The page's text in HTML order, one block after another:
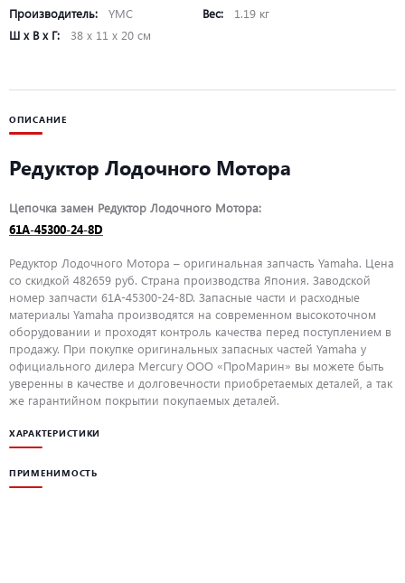
Производитель: YMC Вес:
1.19 кг
Ш х В х Г:
38 х 11 х 20 см
ОПИСАНИЕ
Редуктор Лодочного Мотора
Цепочка замен Редуктор Лодочного Мотора:
61A-45300-24-8D
Редуктор Лодочного Мотора – оригинальная запчасть Yamaha. Цена
со скидкой 482659 руб. Страна производства Япония. Заводской
номер запчасти 61A-45300-24-8D. Запасные части и расходные
материалы Yamaha производятся на современном высокоточном
оборудовании и проходят контроль качества перед поступлением в
продажу. При покупке оригинальных запасных частей Yamaha у
официального дилера Mercury ООО «ПроМарин» вы можете быть
уверенны в качестве и долговечности приобретаемых деталей, а так
же гарантийном покрытии покупаемых деталей.
ХАРАКТЕРИСТИКИ
ПРИМЕНИМОСТЬ